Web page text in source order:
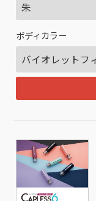
ボディカラー